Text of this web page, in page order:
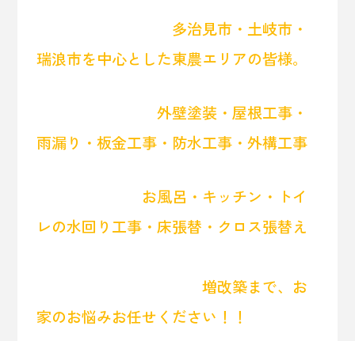
多治見市・土岐市・
瑞浪市を中心とした東農エリアの皆様。
外壁塗装・屋根工事・
雨漏り・板金工事・防水工事・外構工事
お風呂・キッチン・トイ
レの水回り工事・床張替・クロス張替え
増改築まで、お
家のお悩みお任せください！！